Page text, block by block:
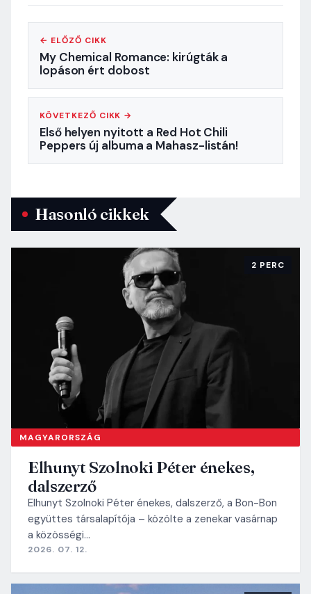
← ELŐZŐ CIKK
My Chemical Romance: kirúgták a
lopáson ért dobost
KÖVETKEZŐ CIKK →
Első helyen nyitott a Red Hot Chili
Peppers új albuma a Mahasz-listán!
Hasonló cikkek
MAGYARORSZÁG
2 PERC
Elhunyt Szolnoki Péter énekes,
dalszerző
Elhunyt Szolnoki Péter énekes, dalszerző, a Bon-Bon
együttes társalapítója – közölte a zenekar vasárnap
a közösségi…
2026. 07. 12.